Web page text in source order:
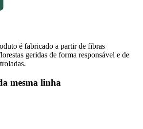
é fabricado a partir de fibras
geridas de forma responsável e de
mesma linha